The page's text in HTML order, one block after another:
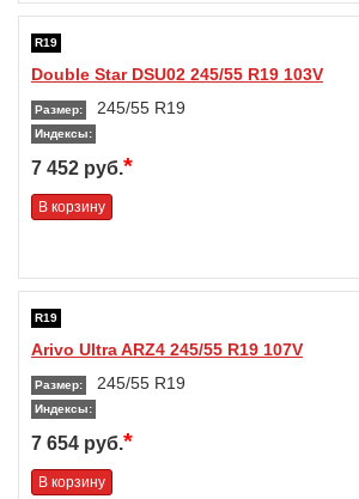
R19
Double Star DSU02 245/55 R19 103V
Размер: 245/55 R19
Индексы:
7 452 руб.*
В корзину
R19
Arivo Ultra ARZ4 245/55 R19 107V
Размер: 245/55 R19
Индексы:
7 654 руб.*
В корзину